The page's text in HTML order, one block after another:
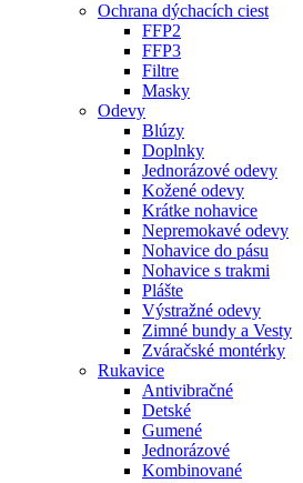
Ochrana dýchacích ciest
FFP2
FFP3
Filtre
Masky
Odevy
Blúzy
Doplnky
Jednorázové odevy
Kožené odevy
Krátke nohavice
Nepremokavé odevy
Nohavice do pásu
Nohavice s trakmi
Plášte
Výstražné odevy
Zimné bundy a Vesty
Zváračské montérky
Rukavice
Antivibračné
Detské
Gumené
Jednorázové
Kombinované